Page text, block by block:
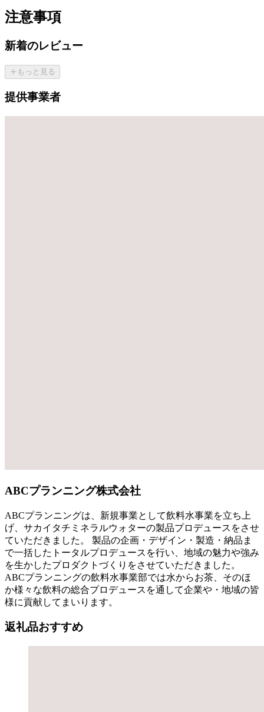
注意事項
新着のレビュー
もっと見る
提供事業者
ABCプランニング株式会社
ABCプランニングは、新規事業として飲料水事業を立ち上
げ、サカイタチミネラルウォターの製品プロデュースをさせ
ていただきました。 製品の企画・デザイン・製造・納品ま
で一括したトータルプロデュースを行い、地域の魅力や強み
を生かしたプロダクトづくりをさせていただきました。
ABCプランニングの飲料水事業部では水からお茶、そのほ
か様々な飲料の総合プロデュースを通して企業や・地域の皆
様に貢献してまいります。
返礼品おすすめ